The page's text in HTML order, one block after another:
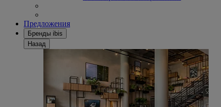
Предложения
Бренды ibis
Назад